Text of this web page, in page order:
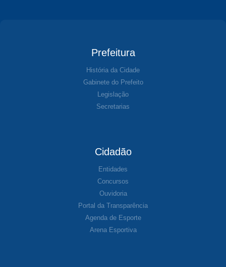
Prefeitura
História da Cidade
Gabinete do Prefeito
Legislação
Secretarias
Cidadão
Entidades
Concursos
Ouvidoria
Portal da Transparência
Agenda de Esporte
Arena Esportiva